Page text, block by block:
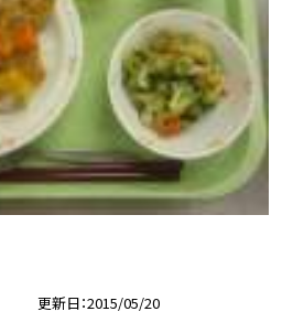
更新日 2015/05/20